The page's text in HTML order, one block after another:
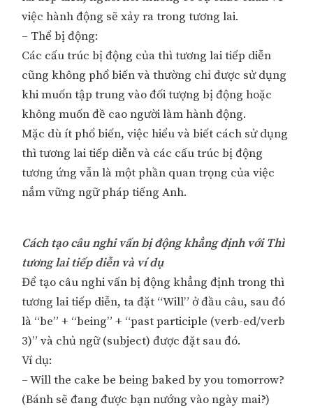
việc hành động sẽ xảy ra trong tương lai.
– Thể bị động:
Các cấu trúc bị động của thì tương lai tiếp diễn
cũng không phổ biến và thường chỉ được sử dụng
khi muốn tập trung vào đối tượng bị động hoặc
không muốn đề cao người làm hành động.
Mặc dù ít phổ biến, việc hiểu và biết cách sử dụng
thì tương lai tiếp diễn và các cấu trúc bị động
tương ứng vẫn là một phần quan trọng của việc
nắm vững ngữ pháp tiếng Anh.
Cách tạo câu nghi vấn bị động khẳng định với Thì
tương lai tiếp diễn và ví dụ
Để tạo câu nghi vấn bị động khẳng định trong thì
tương lai tiếp diễn, ta đặt “Will” ở đầu câu, sau đó
là “be” + “being” + “past participle (verb-ed/verb
3)” và chủ ngữ (subject) được đặt sau đó.
Ví dụ:
– Will the cake be being baked by you tomorrow?
(Bánh sẽ đang được bạn nướng vào ngày mai?)